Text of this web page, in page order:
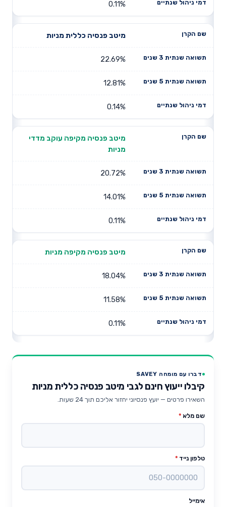
0.11%
מיטב פנסיה כללית מניות
22.69%
12.81%
0.14%
מיטב פנסיה מקיפה עוקב מדדי
מניות
20.72%
14.01%
0.11%
מיטב פנסיה מקיפה מניות
18.04%
11.58%
0.11%
דברו עם מומחה SAVEY
קיבלו ייעוץ חינם לגבי מיטב פנסיה כללית מניות
השאירו פרטים — יועץ פנסיוני יחזור אליכם תוך 24 שעות.
שם מלא *
טלפון נייד *
אימייל